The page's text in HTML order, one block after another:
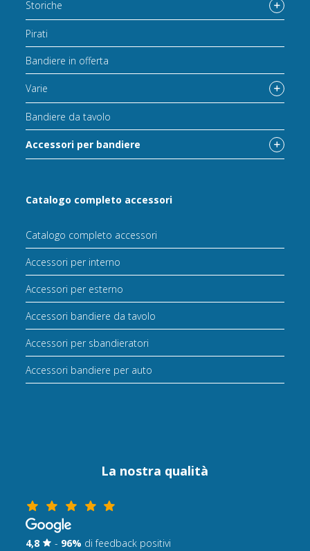
Storiche
Pirati
Bandiere in offerta
Varie
Bandiere da tavolo
Accessori per bandiere
Catalogo completo accessori
Catalogo completo accessori
Accessori per interno
Accessori per esterno
Accessori bandiere da tavolo
Accessori per sbandieratori
Accessori bandiere per auto
La nostra qualità
4,8 - 96% di feedback positivi